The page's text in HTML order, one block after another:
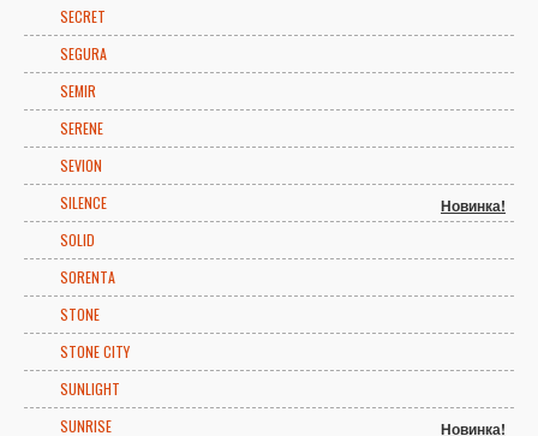
SECRET
SEGURA
SEMIR
SERENE
SEVION
SILENCE
Новинка!
SOLID
SORENTA
STONE
STONE CITY
SUNLIGHT
SUNRISE
Новинка!